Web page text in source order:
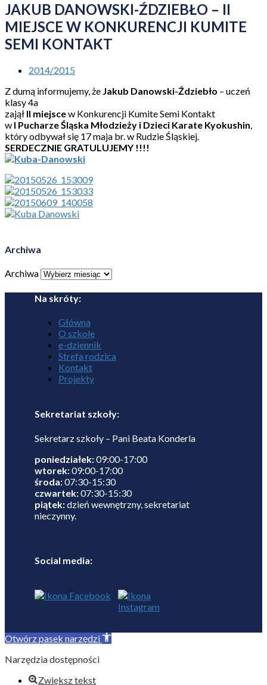
JAKUB DANOWSKI-ŹDZIEBŁO – II
MIEJSCE W KONKURENCJI KUMITE
SEMI KONTAKT
2014/2015
Z dumą informujemy, że Jakub Danowski-Ździebło – uczeń
klasy 4a
zajął II miejscew Konkurencji Kumite Semi Kontakt
w I Pucharze Śląska Młodzieży i Dzieci Karate Kyokushin,
który odbywał się 17 maja br. w Rudzie Śląskiej.
SERDECZNIE GRATULUJEMY !!!!
Archiwa
Archiwa
Na skróty:
Główna
O szkole
e-dziennik
Strefa rodzica
Kontakt
Projekty
Sekretariat szkoły:
Sekretarz szkoły – Pani Beata Konderla
poniedziałek:09:00-17:00
wtorek:09:00-17:00
środa:07:30-15:30
czwartek:07:30-15:30
piątek:dzień wewnętrzny, sekretariat
nieczynny.
Social media:
Otwórz pasek narzędzi
Narzędzia dostępności
Zwiększ tekst